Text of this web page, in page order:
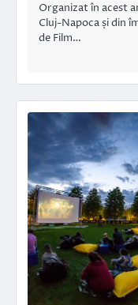
Organizat în acest
Cluj-Napoca și din
de Film…